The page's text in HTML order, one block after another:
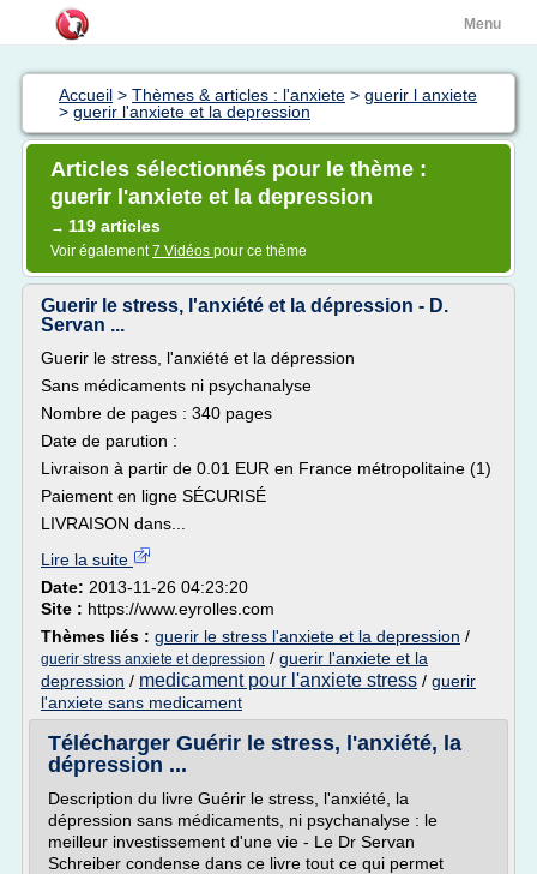
Menu
Accueil > Thèmes & articles : l'anxiete > guerir l anxiete
> guerir l'anxiete et la depression
Articles sélectionnés pour le thème :
guerir l'anxiete et la depression
→ 119 articles
Voir également7 Vidéos pour ce thème
Guerir le stress, l'anxiété et la dépression - D.
Servan ...
Guerir le stress, l'anxiété et la dépression
Sans médicaments ni psychanalyse
Nombre de pages : 340 pages
Date de parution :
Livraison à partir de 0.01 EUR en France métropolitaine (1)
Paiement en ligne SÉCURISÉ
LIVRAISON dans...
Lire la suite
Date: 2013-11-26 04:23:20
Site : https://www.eyrolles.com
Thèmes liés : guerir le stress l'anxiete et la depression /
guerir stress anxiete et depression / guerir l'anxiete et la
depression / medicament pour l'anxiete stress / guerir
l'anxiete sans medicament
Télécharger Guérir le stress, l'anxiété, la
dépression ...
Description du livre Guérir le stress, l'anxiété, la
dépression sans médicaments, ni psychanalyse : le
meilleur investissement d'une vie - Le Dr Servan
Schreiber condense dans ce livre tout ce qui permet